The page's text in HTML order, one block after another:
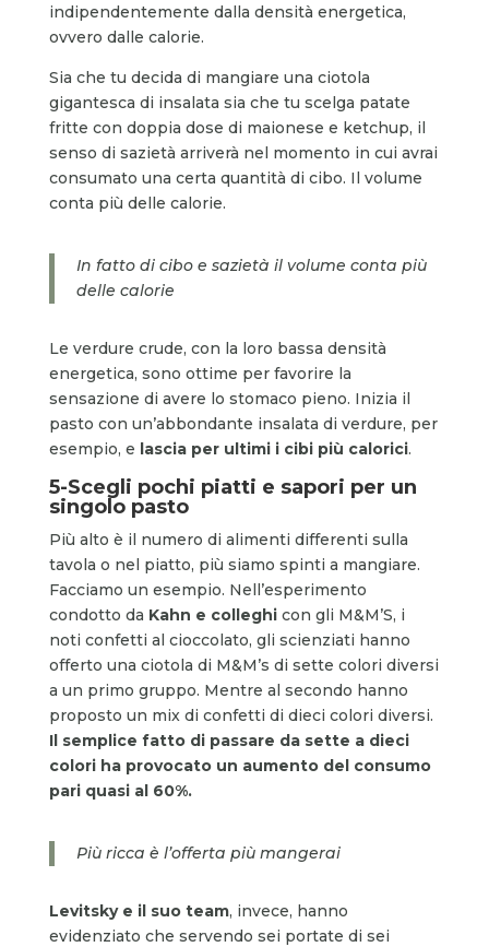
indipendentemente dalla densità energetica,
ovvero dalle calorie.
Sia che tu decida di mangiare una ciotola
gigantesca di insalata sia che tu scelga patate
fritte con doppia dose di maionese e ketchup, il
senso di sazietà arriverà nel momento in cui avrai
consumato una certa quantità di cibo. Il volume
conta più delle calorie.
In fatto di cibo e sazietà il volume conta più
delle calorie
Le verdure crude, con la loro bassa densità
energetica, sono ottime per favorire la
sensazione di avere lo stomaco pieno. Inizia il
pasto con un’abbondante insalata di verdure, per
esempio, e lascia per ultimi i cibi più calorici.
5-Scegli pochi piatti e sapori per un
singolo pasto
Più alto è il numero di alimenti differenti sulla
tavola o nel piatto, più siamo spinti a mangiare.
Facciamo un esempio. Nell’esperimento
condotto da Kahn e colleghi con gli M&M’S, i
noti confetti al cioccolato, gli scienziati hanno
offerto una ciotola di M&M’s di sette colori diversi
a un primo gruppo. Mentre al secondo hanno
proposto un mix di confetti di dieci colori diversi.
Il semplice fatto di passare da sette a dieci
colori ha provocato un aumento del consumo
pari quasi al 60%.
Più ricca è l’offerta più mangerai
Levitsky e il suo team, invece, hanno
evidenziato che servendo sei portate di sei